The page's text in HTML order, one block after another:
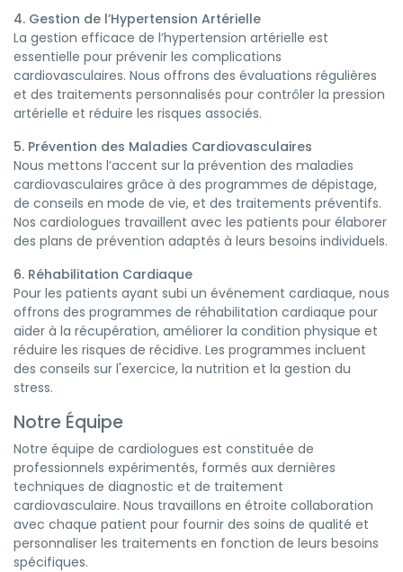
4. Gestion de l’Hypertension Artérielle
La gestion efficace de l’hypertension artérielle est
essentielle pour prévenir les complications
cardiovasculaires. Nous offrons des évaluations régulières
et des traitements personnalisés pour contrôler la pression
artérielle et réduire les risques associés.
5. Prévention des Maladies Cardiovasculaires
Nous mettons l’accent sur la prévention des maladies
cardiovasculaires grâce à des programmes de dépistage,
de conseils en mode de vie, et des traitements préventifs.
Nos cardiologues travaillent avec les patients pour élaborer
des plans de prévention adaptés à leurs besoins individuels.
6. Réhabilitation Cardiaque
Pour les patients ayant subi un événement cardiaque, nous
offrons des programmes de réhabilitation cardiaque pour
aider à la récupération, améliorer la condition physique et
réduire les risques de récidive. Les programmes incluent
des conseils sur l'exercice, la nutrition et la gestion du
stress.
Notre Équipe
Notre équipe de cardiologues est constituée de
professionnels expérimentés, formés aux dernières
techniques de diagnostic et de traitement
cardiovasculaire. Nous travaillons en étroite collaboration
avec chaque patient pour fournir des soins de qualité et
personnaliser les traitements en fonction de leurs besoins
spécifiques.